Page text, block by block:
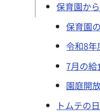
保育園か
保育園
令和8年
7月の給
園庭開
トムテの